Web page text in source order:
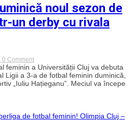
noul sezon de
un derby cu rivala
0 Commenton
„U”
Cluj
începe
duminică
fotbal
feminin a Universității Cluj va debuta
Ligii a 3-a de fotbal feminin duminică,
„Iuliu Hațieganu”. Meciul va începe